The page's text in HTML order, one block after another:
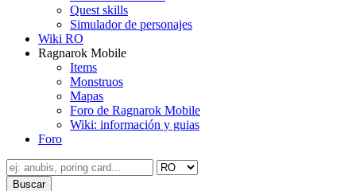
Quest skills
Simulador de personajes
Wiki RO
Ragnarok Mobile
Items
Monstruos
Mapas
Foro de Ragnarok Mobile
Wiki: información y guias
Foro